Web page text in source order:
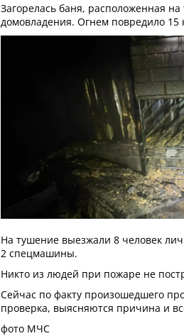
Загорелась баня, расположенная
домовладения. Огнем повредило
На тушение выезжали 8 человек
2 спецмашины.
Никто из людей при пожаре не
Сейчас по факту произошедшего
проверка, выясняются причина и
фото МЧС